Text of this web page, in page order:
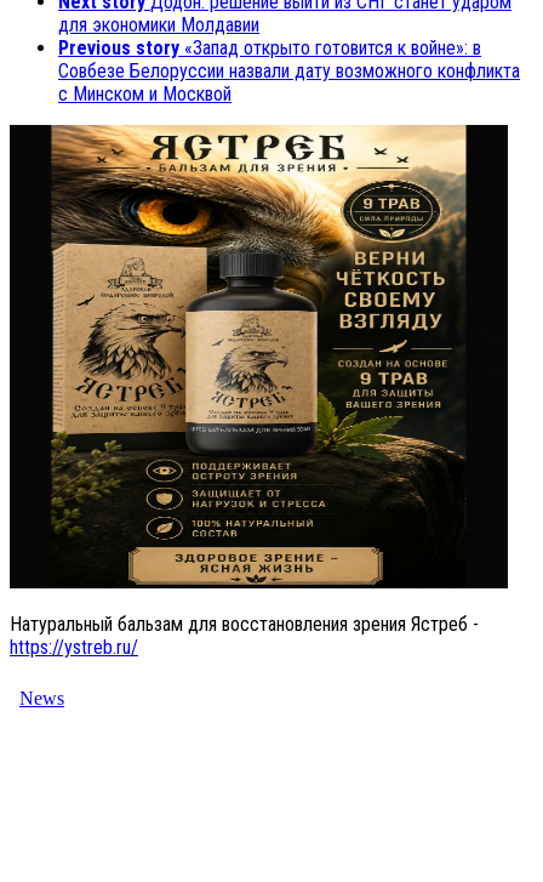
для экономики Молдавии
Previous story «Запад открыто готовится к войне»: в
Совбезе Белоруссии назвали дату возможного конфликта
с Минском и Москвой
Натуральный бальзам для восстановления зрения Ястреб -
https://ystreb.ru/